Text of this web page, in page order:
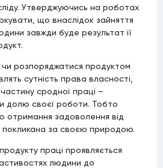
Утверджуючись на роботах
що внаслідок зайняття
завжди буде результат її
розпоряджатися продуктом
сутність права власності,
сродної праці –
долю своєї роботи. Тобто
отримання задоволення від
покликана за своєю природою.
праці проявляється
людини до